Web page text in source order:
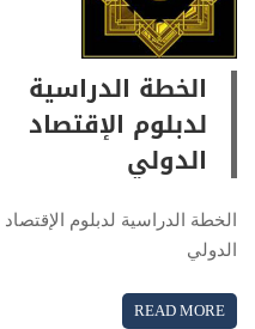
الخطة الدراسية
لدبلوم الإقتصاد
الدولي
الخطة الدراسية لدبلوم الإقتصاد
الدولي
READ MORE